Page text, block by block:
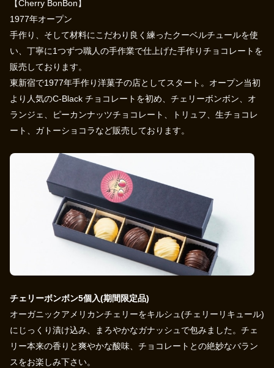
【Cherry BonBon】
1977年オープン
手作り、そして材料にこだわり良く練ったクーベルチュールを使
い、丁寧に1つずつ職人の手作業で仕上げた手作りチョコレートを
販売しております。
東新宿で1977年手作り洋菓子の店としてスタート。オープン当初
より人気のC-Black チョコレートを初め、チェリーボンボン、オ
ランジェ、ピーカンナッツチョコレート、トリュフ、生チョコレ
ート、ガトーショコラなど販売しております。
チェリーボンボン5個入(期間限定品)
オーガニックアメリカンチェリーをキルシュ(チェリーリキュール)
にじっくり漬け込み、まろやかなガナッシュで包みました。チェ
リー本来の香りと爽やかな酸味、チョコレートとの絶妙なバラン
スをお楽しみ下さい。